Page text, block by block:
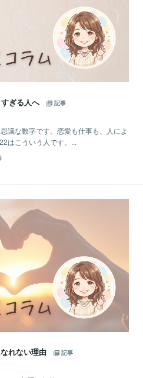
ぎる人へ
記事
議な数字です。恋愛も仕事も、人によ
はこういう人です。...
れない理由
記事